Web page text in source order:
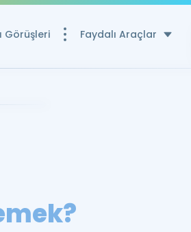
Görüşleri Faydalı Araçlar
Kaynaklar
ve YÖKDİL Puan Hesaplama Aracı
Remzi Hoca ile seni sınava